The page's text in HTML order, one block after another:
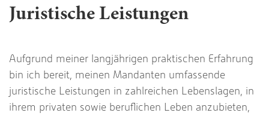
Juristische Leistungen
Aufgrund meiner langjährigen praktischen Erfahrung
bin ich bereit, meinen Mandanten umfassende
juristische Leistungen in zahlreichen Lebenslagen, in
ihrem privaten sowie beruflichen Leben anzubieten,